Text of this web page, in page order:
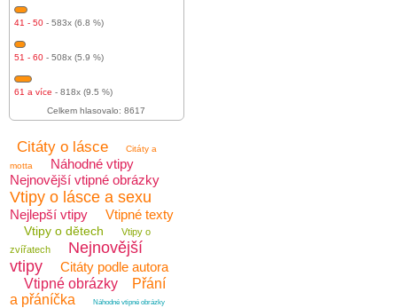
41 - 50 - 583x (6.8 %)
51 - 60 - 508x (5.9 %)
61 a více - 818x (9.5 %)
Celkem hlasovalo: 8617
Citáty o lásce
Citáty a
motta
Náhodné vtipy
Nejnovější vtipné obrázky
Vtipy o lásce a sexu
Nejlepší vtipy Vtipné texty
Vtipy o dětech
Vtipy o
zvířatech
Nejnovější
vtipy
Citáty podle autora
Vtipné obrázky
Přání
a přáníčka
Náhodné vtipné obrázky